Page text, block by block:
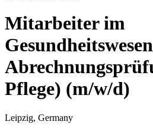
Mitarbeiter im
Pflege) (m/w/d)
Leipzig, Germany